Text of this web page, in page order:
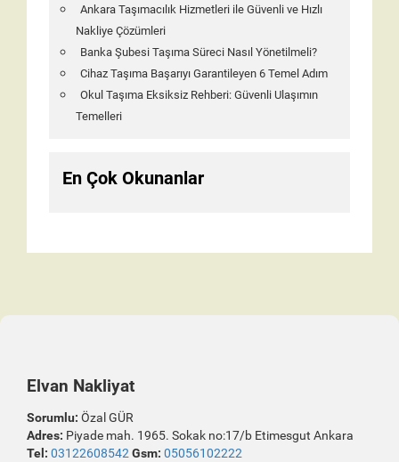
Ankara Taşımacılık Hizmetleri ile Güvenli ve Hızlı
Nakliye Çözümleri
Banka Şubesi Taşıma Süreci Nasıl Yönetilmeli?
Cihaz Taşıma Başarıyı Garantileyen 6 Temel Adım
Okul Taşıma Eksiksiz Rehberi: Güvenli Ulaşımın
Temelleri
En Çok Okunanlar
Elvan Nakliyat
Sorumlu: Özal GÜR
Adres: Piyade mah. 1965. Sokak no:17/b Etimesgut Ankara
Tel: 03122608542 Gsm: 05056102222